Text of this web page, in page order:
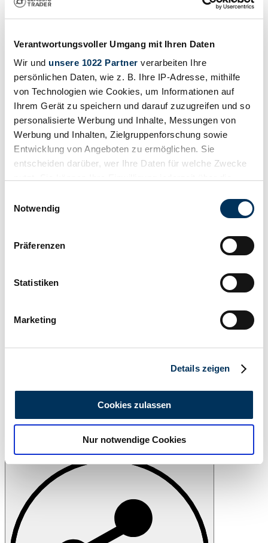
Verantwortungsvoller Umgang mit Ihren Daten
Wir und unsere 1022 Partner verarbeiten Ihre
persönlichen Daten, wie z. B. Ihre IP-Adresse, mithilfe
von Technologien wie Cookies, um Informationen auf
Ihrem Gerät zu speichern und darauf zuzugreifen und so
personalisierte Werbung und Inhalte, Messungen von
Werbung und Inhalten, Zielgruppenforschung sowie
Entwicklung von Angeboten zu ermöglichen. Sie
entscheiden darüber, wer Ihre Daten für welche Zwecke
Trigger Symbol ändern oder widerrufen
Informationen über Ihre geografische Lage
können
bestimmten Merkmalen (Fingerprinting) identifizieren
Erfahren Sie mehr darüber, wie Ihre persönlichen Daten
analysieren. Außerdem geben wir Informationen zu Ihrer
Verwendung unserer Website an unsere Partner für
soziale Medien, Werbung und Analysen weiter. Unsere
Partner führen diese Informationen möglicherweise mit
weiteren Daten zusammen, die Sie ihnen bereitgestellt
haben oder die sie im Rahmen Ihrer Nutzung der Dienste
gesammelt haben.
Datenschutzerklärung
Notwendig
Präferenzen
Statistiken
Marketing
Details zeigen
Cookies zulassen
Nur notwendige Cookies